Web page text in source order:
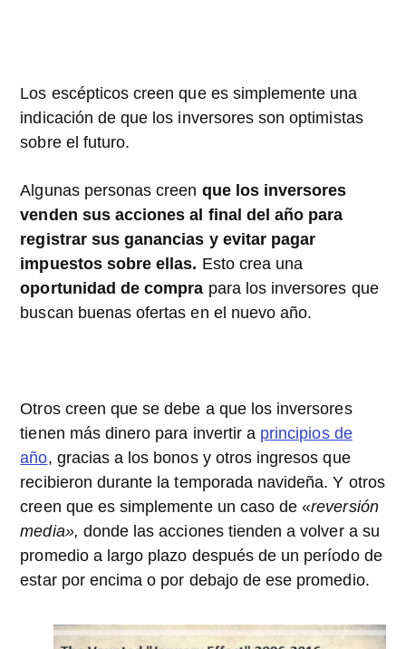
Los escépticos creen que es simplemente una
indicación de que los inversores son optimistas
sobre el futuro.
Algunas personas creen que los inversores
venden sus acciones al final del año para
registrar sus ganancias y evitar pagar
impuestos sobre ellas. Esto crea una
oportunidad de compra para los inversores que
buscan buenas ofertas en el nuevo año.
Otros creen que se debe a que los inversores
tienen más dinero para invertir a principios de
año, gracias a los bonos y otros ingresos que
recibieron durante la temporada navideña. Y otros
creen que es simplemente un caso de «reversión
media», donde las acciones tienden a volver a su
promedio a largo plazo después de un período de
estar por encima o por debajo de ese promedio.